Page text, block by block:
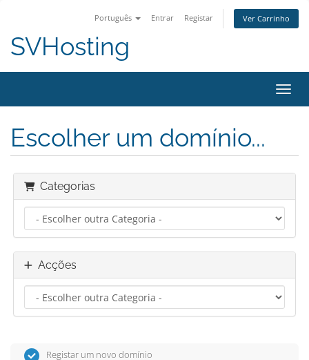
Português Entrar Registar Ver Carrinho
SVHosting
Escolher um domínio...
Categorias
Acções
Registar um novo domínio